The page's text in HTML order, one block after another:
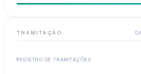
TRAMITAÇÃO
REGISTRO DE TRAMITAÇÕES